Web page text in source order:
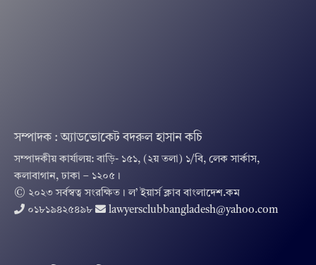
সম্পাদক : অ্যাডভোকেট বদরুল হাসান কচি
সম্পাদকীয় কার্যালয়: বাড়ি- ১৫১, (২য় তলা) ১/বি, লেক সার্কাস,
কলাবাগান, ঢাকা – ১২০৫।
© ২০২৩ সর্বস্বত্ব সংরক্ষিত । ল’ ইয়ার্স ক্লাব বাংলাদেশ.কম
০১৮১৯৪২৫৪৯৮
lawyersclubbangladesh@yahoo.com